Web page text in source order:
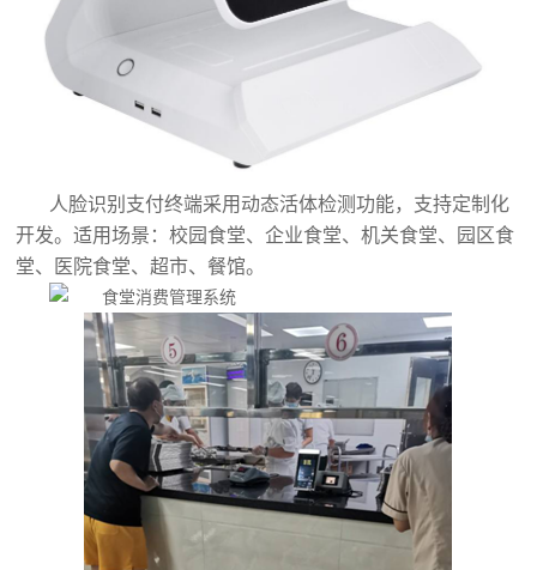
人脸识别支付终端采用动态活体检测功能，支持定制化
开发。适用场景：校园食堂、企业食堂、机关食堂、园区食
堂、医院食堂、超市、餐馆。